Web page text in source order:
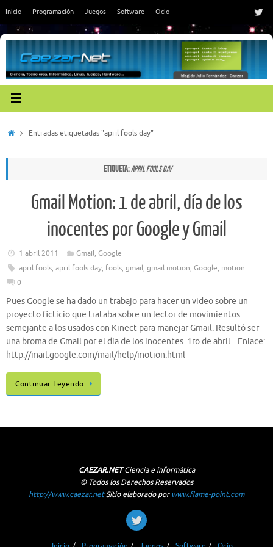
contenido
Inicio Programación Juegos Software Ocio
InicioEntradas etiquetadas "april fools day"
Etiqueta:april fools day
Gmail Motion: 1 de abril, día de los
inocentes por Google y Gmail
1 abril 2011 Gmail,Google
april fools, april fools day, fools, gmail, gmail motion, Google, motion
0
Pues Google se ha dado un trabajo para hacer un video sobre un
proyecto ficticio que trataba sobre un lector de movimientos
semejante a los usados con Kinect para manejar Gmail. Resultó ser
una broma de Gmail por el día de los inocentes. 1ro de abril. Enlace:
http://mail.google.com/mail/help/motion.html
Continuar Leyendo
CAEZAR.NETCiencia e informática
© Todos los Derechos Reservados
http://www.caezar.netSitio elaborado porwww.flame-point.com